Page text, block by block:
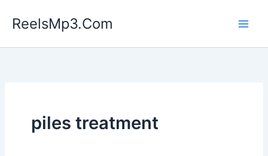
ReelsMp3.Com
piles treatment